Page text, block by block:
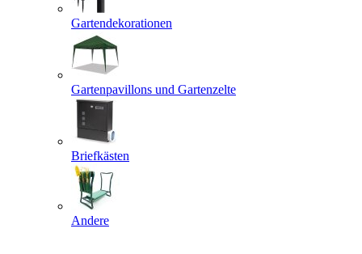
Gartendekorationen
Gartenpavillons und Gartenzelte
Briefkästen
Andere